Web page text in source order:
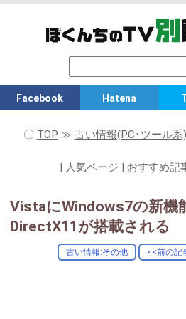
Facebook Hatena
〇 TOP ≫ 古い情報(PC･ツール系)
| 人気ページ | おすすめ記
VistaにWindows7の新機
DirectX11が搭載される
古い情報:その他 <<前の記